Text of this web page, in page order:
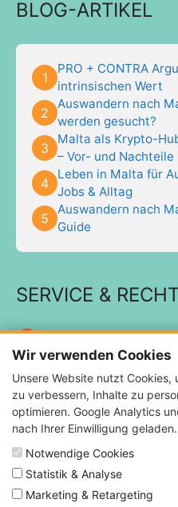
Wir verwenden Cookies
Unsere Website nutzt
zu verbessern, Inhalte zu
optimieren. Google Analytics
nach Ihrer Einwilligung geladen.
Notwendige Cookies
Statistik & Analyse
Marketing & Retargeting
BLOG-ARTIKEL
PRO + CONTRA
intrinsischen Wert
Auswandern nach
werden gesucht?
Malta als Krypto-
– Vor- und Nachteile
Leben in Malta für
Jobs & Alltag
Auswandern nach
Guide
SERVICE &
Datenschutzerklärung
Kontakt
Podcast
Blog